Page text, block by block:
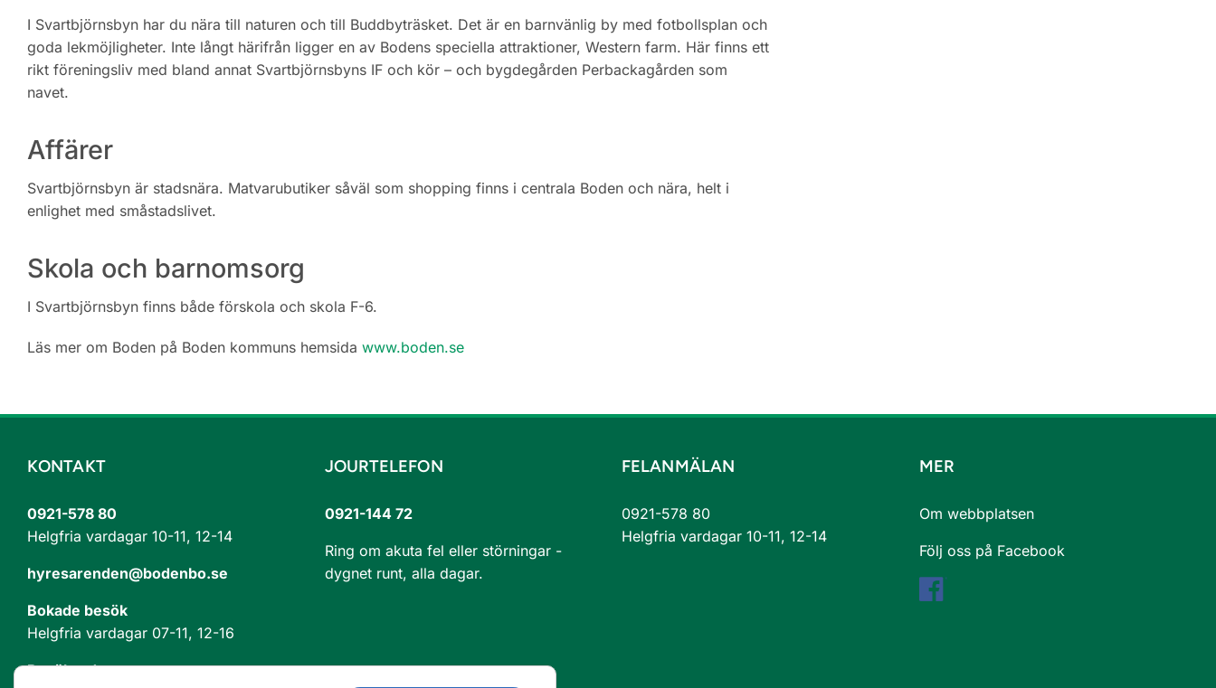
I Svartbjörnsbyn har du nära till naturen och till Buddbyträsket. Det är en barnvänlig by med fotbollsplan och
goda lekmöjligheter. Inte långt härifrån ligger en av Bodens speciella attraktioner, Western farm. Här finns ett
rikt föreningsliv med bland annat Svartbjörnsbyns IF och kör – och bygdegården Perbackagården som
navet.
Affärer
Svartbjörnsbyn är stadsnära. Matvarubutiker såväl som shopping finns i centrala Boden och nära, helt i
enlighet med småstadslivet.
Skola och barnomsorg
I Svartbjörnsbyn finns både förskola och skola F-6.
Läs mer om Boden på Boden kommuns hemsida www.boden.se
KONTAKT
0921-578 80
Helgfria vardagar 10-11, 12-14
hyresarenden@bodenbo.se
Bokade besök
Helgfria vardagar 07-11, 12-16
Besöksadress
JOURTELEFON
0921-144 72
Ring om akuta fel eller störningar -
dygnet runt, alla dagar.
FELANMÄLAN
0921-578 80
Helgfria vardagar 10-11, 12-14
MER
Om webbplatsen
Följ oss på Facebook